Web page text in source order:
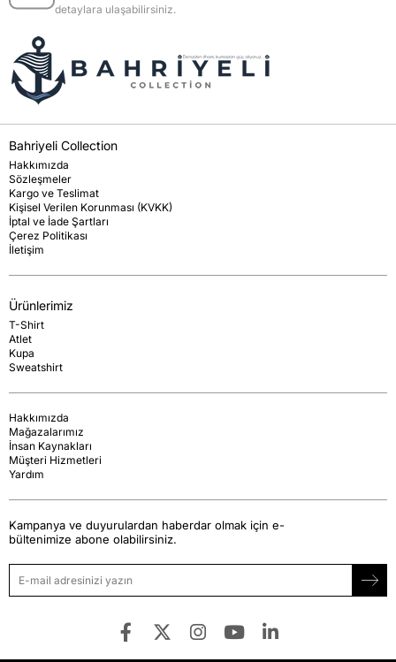
detaylara ulaşabilirsiniz.
Bahriyeli Collection
Hakkımızda
Sözleşmeler
Kargo ve Teslimat
Kişisel Verilen Korunması (KVKK)
İptal ve İade Şartları
Çerez Politikası
İletişim
Ürünlerimiz
T-Shirt
Atlet
Kupa
Sweatshirt
Hakkımızda
Mağazalarımız
İnsan Kaynakları
Müşteri Hizmetleri
Yardım
Kampanya ve duyurulardan haberdar olmak için e-
bültenimize abone olabilirsiniz.